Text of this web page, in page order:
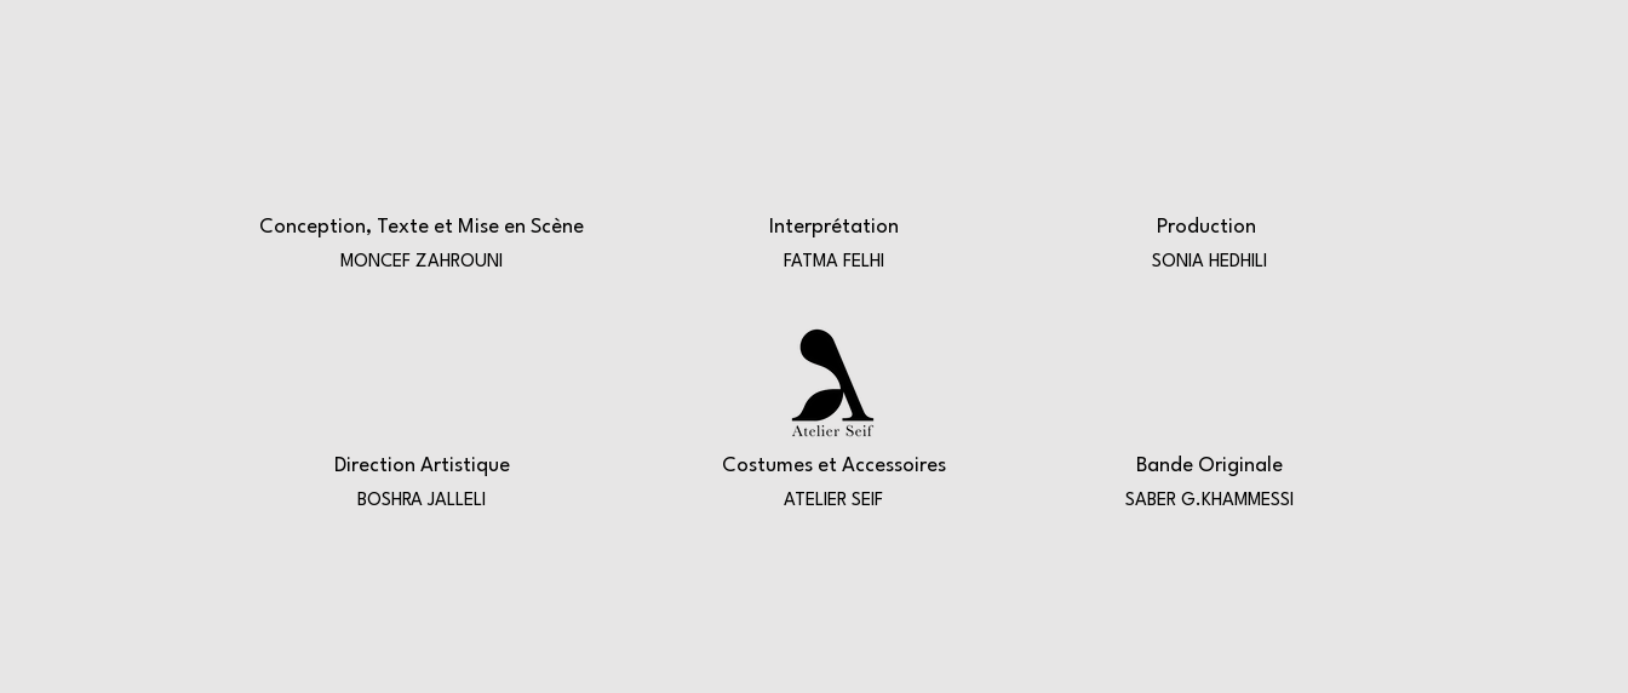
Conception, Texte et Mise en Scène
MONCEF ZAHROUNI
Direction Artistique
BOSHRA JALLELI
Interprétation
FATMA FELHI
Production
SONIA HEDHILI
Costumes et Accessoires
ATELIER SEIF
Bande Originale
SABER G.KHAMMESSI